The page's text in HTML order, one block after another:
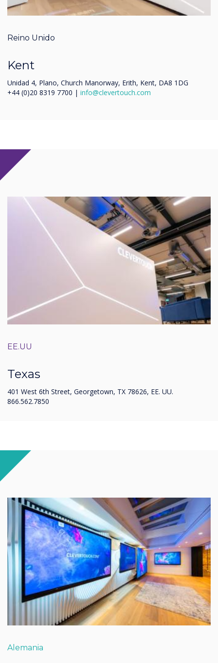
Reino Unido
Kent
Unidad 4, Plano, Church Manorway, Erith, Kent, DA8 1DG
+44 (0)20 8319 7700 | info@clevertouch.com
EE.UU
Texas
401 West 6th Street, Georgetown, TX 78626, EE. UU.
866.562.7850
Alemania